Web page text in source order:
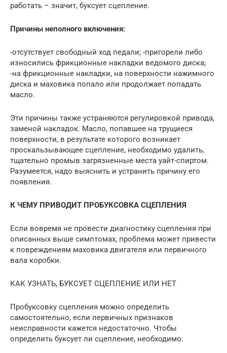
работать – значит, буксует сцепление.
Причины неполного включения:
-отсутствует свободный ход педали; -пригорели либо
износились фрикционные накладки ведомого диска;
-на фрикционные накладки, на поверхности нажимного
диска и маховика попало или продолжает попадать
масло.
Эти причины также устраняются регулировкой привода,
заменой накладок. Масло, попавшее на трущиеся
поверхности, в результате которого возникает
проскальзывающее сцепление, необходимо удалить,
тщательно промыв загрязненные места уайт-спиртом.
Разумеется, надо выяснить и устранить причину его
появления.
К ЧЕМУ ПРИВОДИТ ПРОБУКСОВКА СЦЕПЛЕНИЯ
Если вовремя не провести диагностику сцепления при
описанных выше симптомах, проблема может привести
к повреждениям маховика двигателя или первичного
вала коробки.
КАК УЗНАТЬ, БУКСУЕТ СЦЕПЛЕНИЕ ИЛИ НЕТ
Пробуксовку сцепления можно определить
самостоятельно, если первичных признаков
неисправности кажется недостаточно. Чтобы
определить буксует ли сцепление, необходимо: